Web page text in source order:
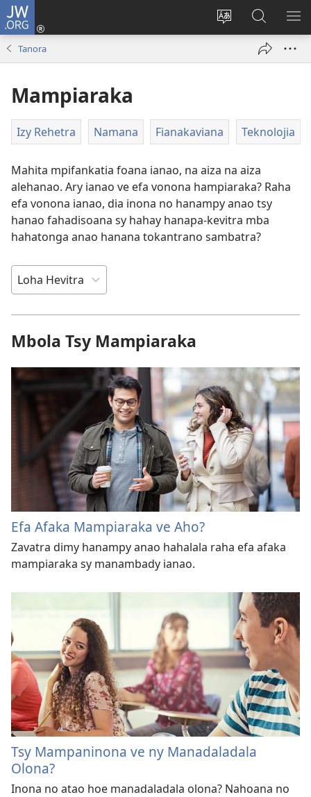
JW.ORG
Hiova
Hiditra
(manokatra
ato
Amin’ny
Tanora
Mampiaraka
Izy Rehetra Namana Fianakaviana Teknolojia
Mahita mpifankatia foana ianao, na aiza na aiza
alehanao. Ary ianao ve efa vonona hampiaraka? Raha
efa vonona ianao, dia inona no hanampy anao tsy
hanao fahadisoana sy hahay hanapa-kevitra mba
hahatonga anao hanana tokantrano sambatra?
Mbola Tsy Mampiaraka
Efa Afaka Mampiaraka ve Aho?
Zavatra dimy hanampy anao hahalala raha efa afaka
mampiaraka sy manambady ianao.
Tsy Mampaninona ve ny Manadaladala
Olona?
Inona no atao hoe manadaladala olona? Nahoana no